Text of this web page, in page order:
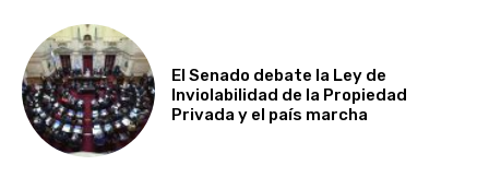
El Senado debate la Ley de
Inviolabilidad de la Propiedad
Privada y el país marcha